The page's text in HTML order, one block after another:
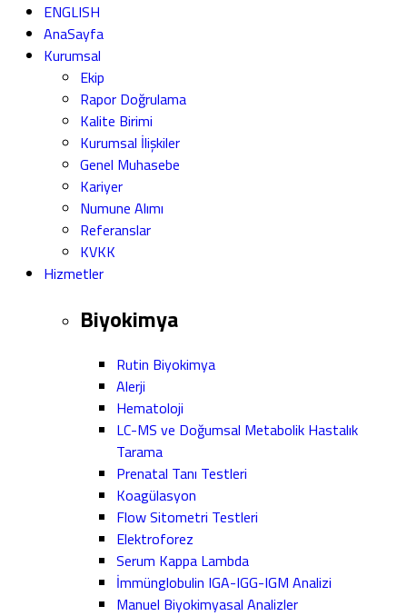
ENGLISH
AnaSayfa
Kurumsal
Ekip
Rapor Doğrulama
Kalite Birimi
Kurumsal İlişkiler
Genel Muhasebe
Kariyer
Numune Alımı
Referanslar
KVKK
Hizmetler
Biyokimya
Rutin Biyokimya
Alerji
Hematoloji
LC-MS ve Doğumsal Metabolik Hastalık
Tarama
Prenatal Tanı Testleri
Koagülasyon
Flow Sitometri Testleri
Elektroforez
Serum Kappa Lambda
İmmünglobulin IGA-IGG-IGM Analizi
Manuel Biyokimyasal Analizler